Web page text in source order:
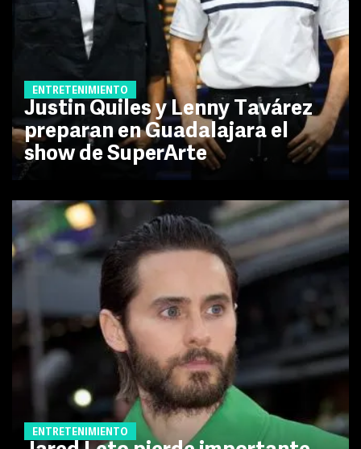
ENTRETENIMIENTO
Justin Quiles y Lenny Tavárez
preparan en Guadalajara el
show de SuperArte
ENTRETENIMIENTO